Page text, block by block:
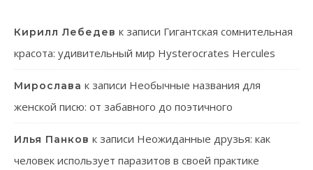
Кирилл Лебедев к записи Гигантская сомнительная
красота: удивительный мир Hysterocrates Hercules
Мирослава к записи Необычные названия для
женской писю: от забавного до поэтичного
Илья Панков к записи Неожиданные друзья: как
человек использует паразитов в своей практике